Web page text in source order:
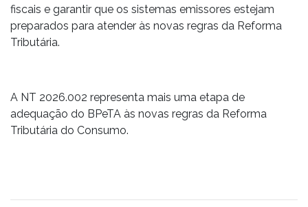
fiscais e garantir que os sistemas emissores estejam
preparados para atender às novas regras da Reforma
Tributária.
A NT 2026.002 representa mais uma etapa de
adequação do BPeTA às novas regras da Reforma
Tributária do Consumo.